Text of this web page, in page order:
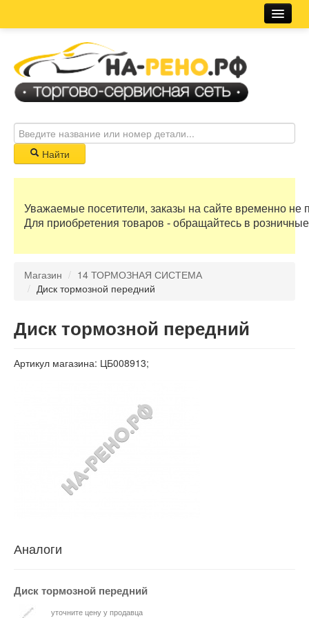
Магазин
Новости
Автосервис
Корзина
0 руб
Регистрация
Вход
Найти
Уважаемые посетители, заказы на сайте временно не
Для приобретения товаров - обращайтесь в
Магазин / 14 ТОРМОЗНАЯ СИСТЕМА
/ Диск тормозной передний
Диск тормозной передний
Артикул магазина: ЦБ008913;
Аналоги
Диск тормозной передний
уточните цену у продавца